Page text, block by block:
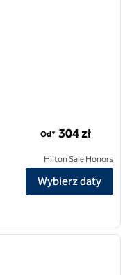
Hilton Łódź
Od* 304 zł
Hilton Sale Honors
Wybierz daty